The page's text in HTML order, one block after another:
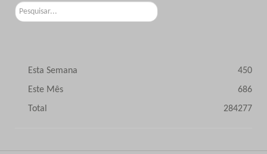
Pesquisar...
Esta Semana
450
Este Mês
686
Total
284277